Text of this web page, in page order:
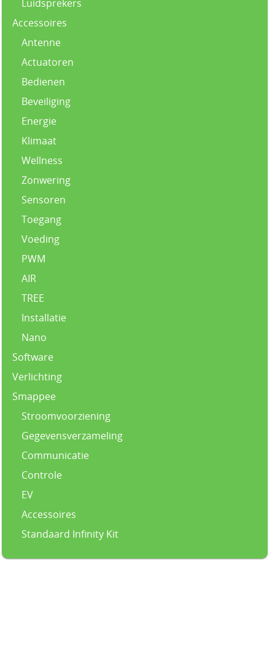
Luidsprekers
Accessoires
Antenne
Actuatoren
Bedienen
Beveiliging
Energie
Klimaat
Wellness
Zonwering
Sensoren
Toegang
Voeding
PWM
AIR
TREE
Installatie
Nano
Software
Verlichting
Smappee
Stroomvoorziening
Gegevensverzameling
Communicatie
Controle
EV
Accessoires
Standaard Infinity Kit